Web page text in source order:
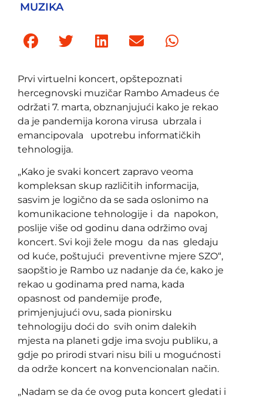
MUZIKA
Prvi virtuelni koncert, opštepoznati
hercegnovski muzičar Rambo Amadeus će
održati 7. marta, obznanjujući kako je rekao
da je pandemija korona virusa ubrzala i
emancipovala upotrebu informatičkih
tehnologija.
„Kako je svaki koncert zapravo veoma
kompleksan skup različitih informacija,
sasvim je logično da se sada oslonimo na
komunikacione tehnologije i da napokon,
poslije više od godinu dana održimo ovaj
koncert. Svi koji žele mogu da nas gledaju
od kuće, poštujući preventivne mjere SZO“,
saopštio je Rambo uz nadanje da će, kako je
rekao u godinama pred nama, kada
opasnost od pandemije prođe,
primjenjujući ovu, sada pionirsku
tehnologiju doći do svih onim dalekih
mjesta na planeti gdje ima svoju publiku, a
gdje po prirodi stvari nisu bili u mogućnosti
da održe koncert na konvencionalan način.
„Nadam se da će ovog puta koncert gledati i